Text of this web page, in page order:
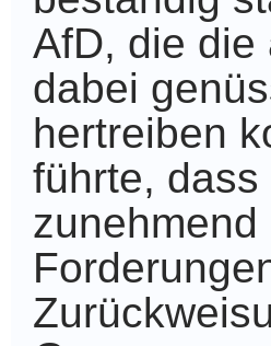
AfD, die die
dabei
hertreiben
führte, dass
zunehmend